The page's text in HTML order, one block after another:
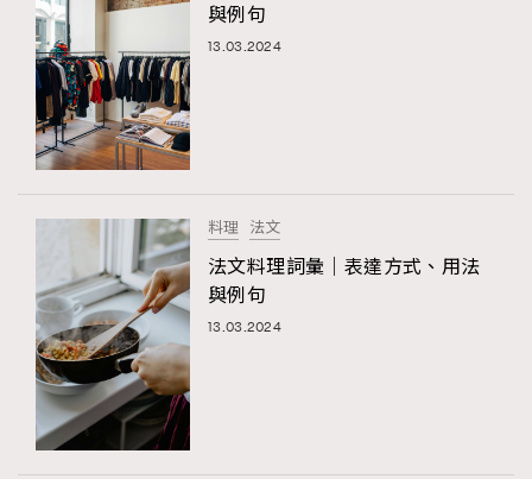
與例句
13.03.2024
料理 法文
法文料理詞彙｜表達方式、用法
與例句
13.03.2024